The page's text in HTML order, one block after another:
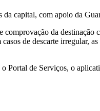
da capital, com apoio da
da
de descarte
Portal de Serviços, o